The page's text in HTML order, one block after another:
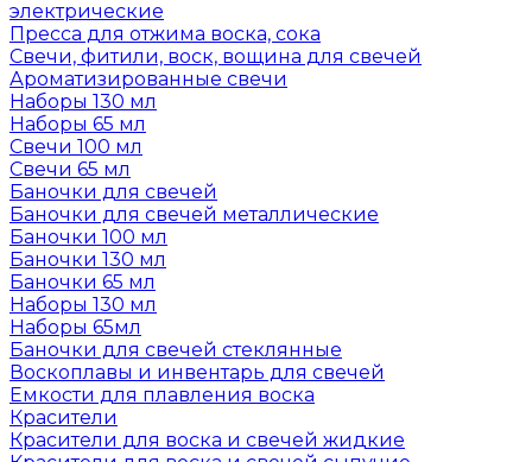
электрические
Пресса для отжима воска, сока
Свечи, фитили, воск, вощина для свечей
Ароматизированные свечи
Наборы 130 мл
Наборы 65 мл
Свечи 100 мл
Свечи 65 мл
Баночки для свечей
Баночки для свечей металлические
Баночки 100 мл
Баночки 130 мл
Баночки 65 мл
Наборы 130 мл
Наборы 65мл
Баночки для свечей стеклянные
Воскоплавы и инвентарь для свечей
Емкости для плавления воска
Красители
Красители для воска и свечей жидкие